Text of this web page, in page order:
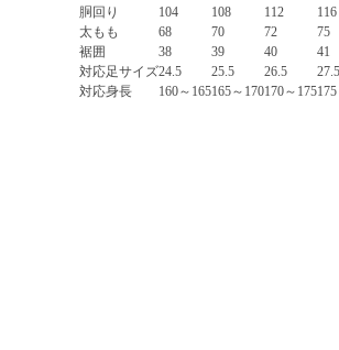
胴回り
104 108 112 116
太もも
68 70 72 75
裾囲
38 39 40 41
対応足サイズ24.5 25.5 26.5 27.5
対応身長
160～165165～170170～175